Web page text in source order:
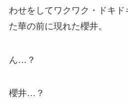
わせをしてワクワク・ドキ
た華の前に現れた櫻井。
ん…？
櫻井…？